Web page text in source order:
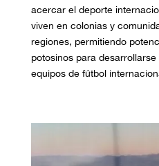
acercar el deporte
viven en colonias y
regiones, permitiendo
potosinos para
equipos de fútbol